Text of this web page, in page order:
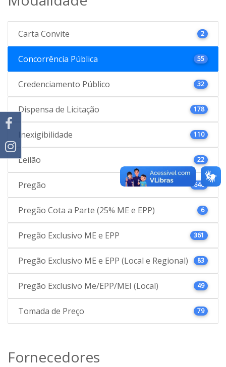
Carta Convite 2
Concorrência Pública 55
Credenciamento Público 32
Dispensa de Licitação 178
Inexigibilidade 110
Leilão 22
Pregão 646
Pregão Cota a Parte (25% ME e EPP) 6
Pregão Exclusivo ME e EPP 361
Pregão Exclusivo ME e EPP (Local e Regional) 83
Pregão Exclusivo Me/EPP/MEI (Local) 49
Tomada de Preço 79
Fornecedores